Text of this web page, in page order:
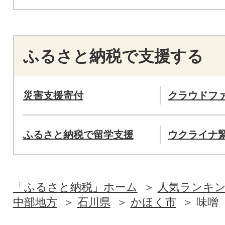
ふるさと納税で支援する
災害支援寄付 クラウドフ
ふるさと納税で留学支援 ウクライナ
「ふるさと納税」ホーム
人気ランキ
中部地方
石川県 かほく市 味噌